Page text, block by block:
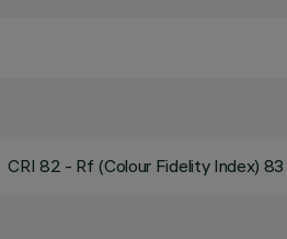
CRI 82 - Rf (Colour Fidelity Index)